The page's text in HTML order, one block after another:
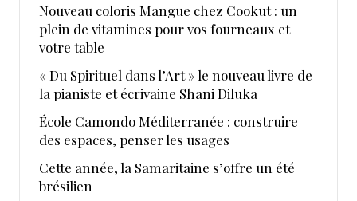
Nouveau coloris Mangue chez Cookut : un
plein de vitamines pour vos fourneaux et
votre table
« Du Spirituel dans l’Art » le nouveau livre de
la pianiste et écrivaine Shani Diluka
École Camondo Méditerranée : construire
des espaces, penser les usages
Cette année, la Samaritaine s’offre un été
brésilien